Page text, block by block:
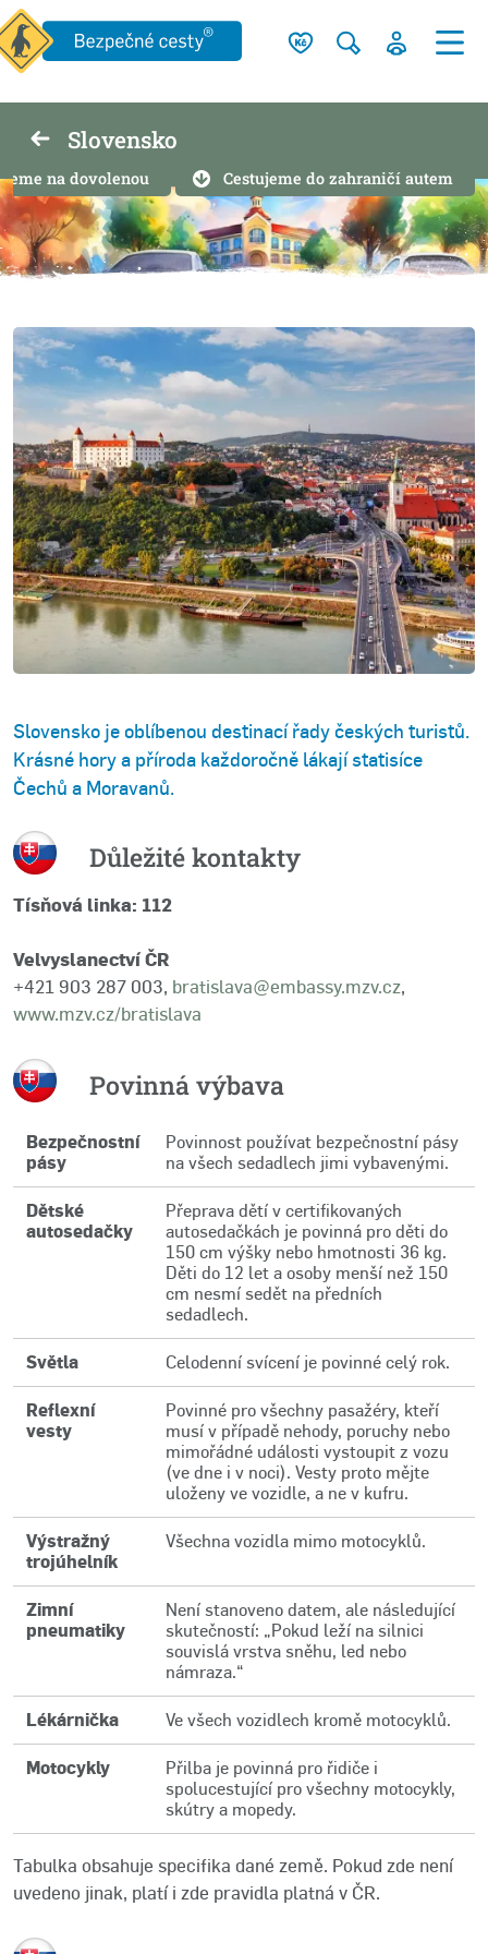
Slovensko
na dovolenou Cestujeme do zahraničí autem
Slovensko je oblíbenou destinací řady českých turistů.
Krásné hory a příroda každoročně lákají statisíce
Čechů a Moravanů.
Důležité kontakty
Tísňová linka: 112
Velvyslanectví ČR
+421 903 287 003, bratislava@embassy.mzv.cz,
www.mzv.cz/bratislava
Povinná výbava
Bezpečnostní
pásy
Povinnost používat bezpečnostní pásy
na všech sedadlech jimi vybavenými.
Dětské
autosedačky
Přeprava dětí v certifikovaných
autosedačkách je povinná pro děti do
150 cm výšky nebo hmotnosti 36 kg.
Děti do 12 let a osoby menší než 150
cm nesmí sedět na předních
sedadlech.
Světla Celodenní svícení je povinné celý rok.
Reflexní
vesty
Povinné pro všechny pasažéry, kteří
musí v případě nehody, poruchy nebo
mimořádné události vystoupit z vozu
(ve dne i v noci). Vesty proto mějte
uloženy ve vozidle, a ne v kufru.
Výstražný
trojúhelník
Všechna vozidla mimo motocyklů.
Zimní
pneumatiky
Není stanoveno datem, ale následující
skutečností: „Pokud leží na silnici
souvislá vrstva sněhu, led nebo
námraza.“
Lékárnička Ve všech vozidlech kromě motocyklů.
Motocykly
Přilba je povinná pro řidiče i
spolucestující pro všechny motocykly,
skútry a mopedy.
Tabulka obsahuje specifika dané země. Pokud zde není
uvedeno jinak, platí i zde pravidla platná v ČR.